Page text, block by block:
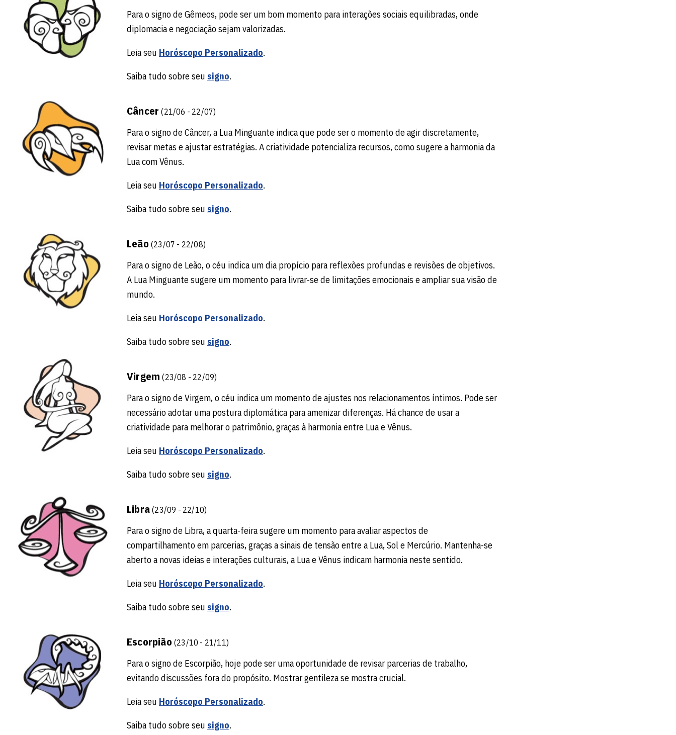
Para o signo de Gêmeos, pode ser um bom momento para interações sociais equilibradas, onde
diplomacia e negociação sejam valorizadas.
Leia seu Horóscopo Personalizado.
Saiba tudo sobre seu signo.
Câncer(21/06 - 22/07)
Para o signo de Câncer, a Lua Minguante indica que pode ser o momento de agir discretamente,
revisar metas e ajustar estratégias. A criatividade potencializa recursos, como sugere a harmonia da
Lua com Vênus.
Leia seu Horóscopo Personalizado.
Saiba tudo sobre seu signo.
Leão (23/07 - 22/08)
Para o signo de Leão, o céu indica um dia propício para reflexões profundas e revisões de objetivos.
A Lua Minguante sugere um momento para livrar-se de limitações emocionais e ampliar sua visão de
mundo.
Leia seu Horóscopo Personalizado.
Saiba tudo sobre seu signo.
Virgem(23/08 - 22/09)
Para o signo de Virgem, o céu indica um momento de ajustes nos relacionamentos íntimos. Pode ser
necessário adotar uma postura diplomática para amenizar diferenças. Há chance de usar a
criatividade para melhorar o patrimônio, graças à harmonia entre Lua e Vênus.
Leia seu Horóscopo Personalizado.
Saiba tudo sobre seu signo.
Libra(23/09 - 22/10)
Para o signo de Libra, a quarta-feira sugere um momento para avaliar aspectos de
compartilhamento em parcerias, graças a sinais de tensão entre a Lua, Sol e Mercúrio. Mantenha-se
aberto a novas ideias e interações culturais, a Lua e Vênus indicam harmonia neste sentido.
Leia seu Horóscopo Personalizado.
Saiba tudo sobre seu signo.
Escorpião (23/10 - 21/11)
Para o signo de Escorpião, hoje pode ser uma oportunidade de revisar parcerias de trabalho,
evitando discussões fora do propósito. Mostrar gentileza se mostra crucial.
Leia seu Horóscopo Personalizado.
Saiba tudo sobre seu signo.